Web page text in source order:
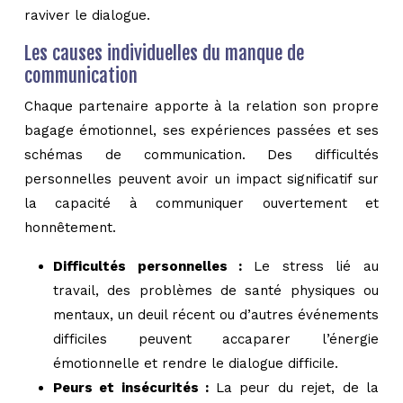
raviver le dialogue.
Les causes individuelles du manque de
communication
Chaque partenaire apporte à la relation son propre
bagage émotionnel, ses expériences passées et ses
schémas de communication. Des difficultés
personnelles peuvent avoir un impact significatif sur
la capacité à communiquer ouvertement et
honnêtement.
Difficultés personnelles : Le stress lié au
travail, des problèmes de santé physiques ou
mentaux, un deuil récent ou d’autres événements
difficiles peuvent accaparer l’énergie
émotionnelle et rendre le dialogue difficile.
Peurs et insécurités : La peur du rejet, de la